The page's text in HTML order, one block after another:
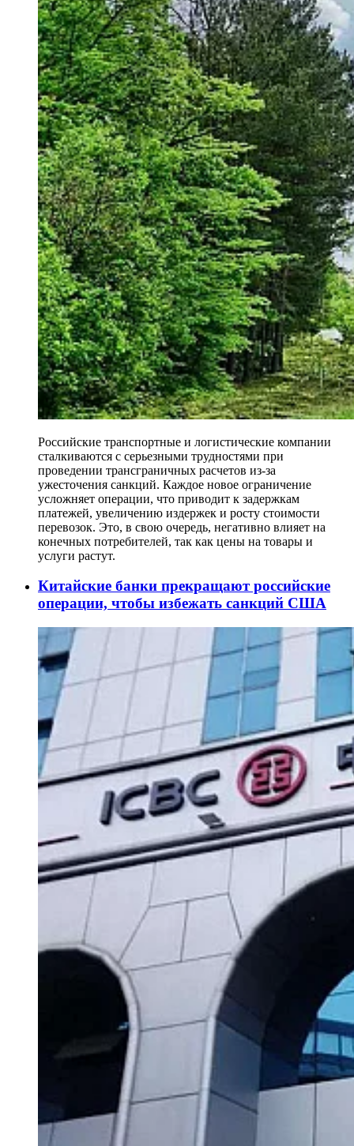
Российские транспортные и логистические компании
сталкиваются с серьезными трудностями при
проведении трансграничных расчетов из-за
ужесточения санкций. Каждое новое ограничение
усложняет операции, что приводит к задержкам
платежей, увеличению издержек и росту стоимости
перевозок. Это, в свою очередь, негативно влияет на
конечных потребителей, так как цены на товары и
услуги растут.
Китайские банки прекращают российские
операции, чтобы избежать санкций США